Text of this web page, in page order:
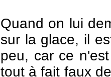
Quand on lui
sur la glace, il
peu, car ce
tout à fait faux